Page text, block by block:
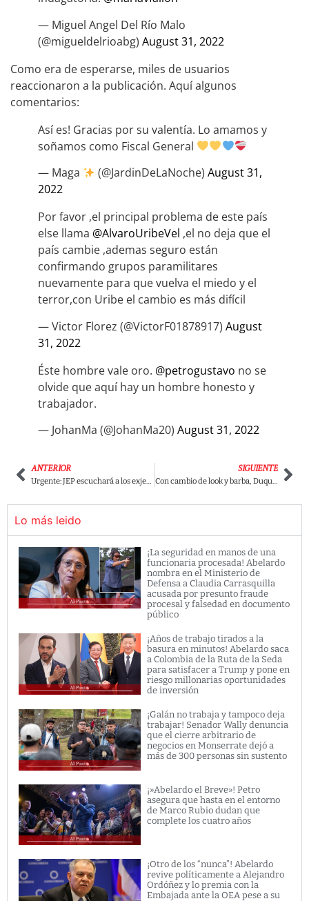
— Miguel Angel Del Río Malo
(@migueldelrioabg) August 31, 2022
Como era de esperarse, miles de usuarios
reaccionaron a la publicación. Aquí algunos
comentarios:
Así es! Gracias por su valentía. Lo amamos y
soñamos como Fiscal General
— Maga
(@JardinDeLaNoche)August 31,
2022
Por favor ,el principal problema de este país
else llama @AlvaroUribeVel ,el no deja que el
país cambie ,ademas seguro están
confirmando grupos paramilitares
nuevamente para que vuelva el miedo y el
terror,con Uribe el cambio es más difícil
— Victor Florez (@VictorF01878917) August
31, 2022
Éste hombre vale oro. @petrogustavo no se
olvide que aquí hay un hombre honesto y
trabajador.
— JohanMa (@JohanMa20) August 31, 2022
ANTERIOR
Urgente: JEP escuchará a los exjefes paramiltiares Salvatore Mancuso y Jorge 40
SIGUIENTE
Con cambio de look y barba, Duque reapareció junto a Zapateiro. ¿Qué estaban haciendo?
Lo más leido
¡La seguridad en manos de una
funcionaria procesada! Abelardo
nombra en el Ministerio de
Defensa a Claudia Carrasquilla
acusada por presunto fraude
procesal y falsedad en documento
público
¡Años de trabajo tirados a la
basura en minutos! Abelardo saca
a Colombia de la Ruta de la Seda
para satisfacer a Trump y pone en
riesgo millonarias oportunidades
de inversión
¡Galán no trabaja y tampoco deja
trabajar! Senador Wally denuncia
que el cierre arbitrario de
negocios en Monserrate dejó a
más de 300 personas sin sustento
¡»Abelardo el Breve»! Petro
asegura que hasta en el entorno
de Marco Rubio dudan que
complete los cuatro años
¡Otro de los “nunca”! Abelardo
revive políticamente a Alejandro
Ordóñez y lo premia con la
Embajada ante la OEA pese a su